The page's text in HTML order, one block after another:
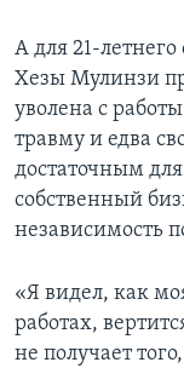
А для 21-
Хезы Мулинзи
уволена с
травму и едва
достаточным
собственный
независимость
«Я видел, как
работах,
не получает